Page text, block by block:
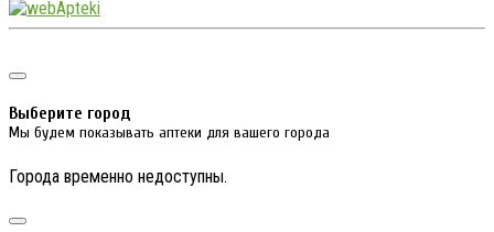
Выберите город
Мы будем показывать аптеки для вашего города
Города временно недоступны.